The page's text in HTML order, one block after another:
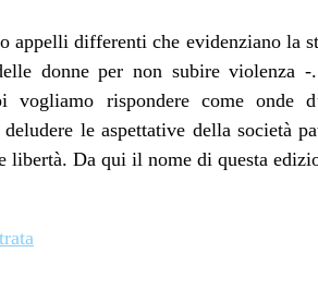
appelli differenti che evidenziano la
donne per non subire violenza
rispondere come onde
le aspettative della società
libertà. Da qui il nome di questa